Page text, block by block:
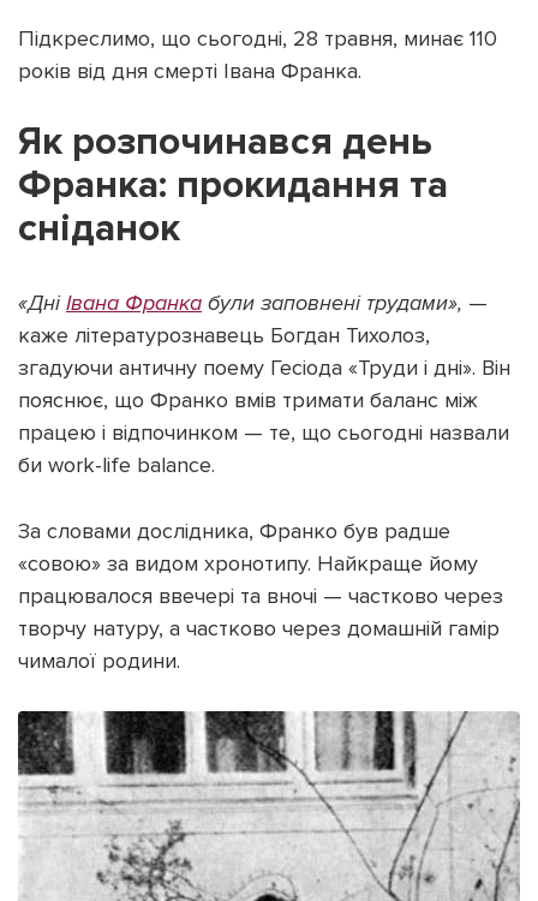
Підкреслимо, що сьогодні, 28 травня, минає 110
років від дня смерті Івана Франка.
Як розпочинався день
Франка: прокидання та
сніданок
«ДніІвана Франка були заповнені трудами», —
каже літературознавець Богдан Тихолоз,
згадуючи античну поему Гесіода «Труди і дні». Він
пояснює, що Франко вмів тримати баланс між
працею і відпочинком — те, що сьогодні назвали
би work-life balance.
За словами дослідника, Франко був радше
«совою» за видом хронотипу. Найкраще йому
працювалося ввечері та вночі — частково через
творчу натуру, а частково через домашній гамір
чималої родини.